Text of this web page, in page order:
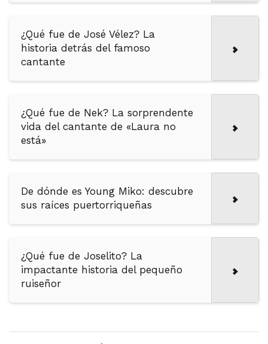
¿Qué fue de José Vélez? La
historia detrás del famoso
cantante
¿Qué fue de Nek? La sorprendente
vida del cantante de «Laura no
está»
De dónde es Young Miko: descubre
sus raíces puertorriqueñas
¿Qué fue de Joselito? La
impactante historia del pequeño
ruiseñor